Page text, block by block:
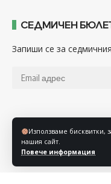
Използваме бисквитки,
нашия сайт.
Повече информация
СЕДМИЧЕН
Запиши се за